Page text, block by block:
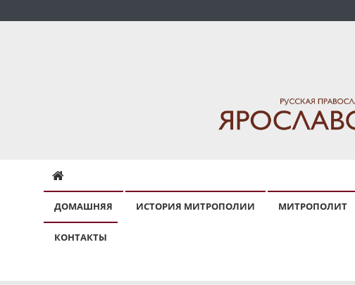
ДОМАШНЯЯ ИСТОРИЯ МИТРОПОЛИИ МИТРОПОЛИТ
КОНТАКТЫ